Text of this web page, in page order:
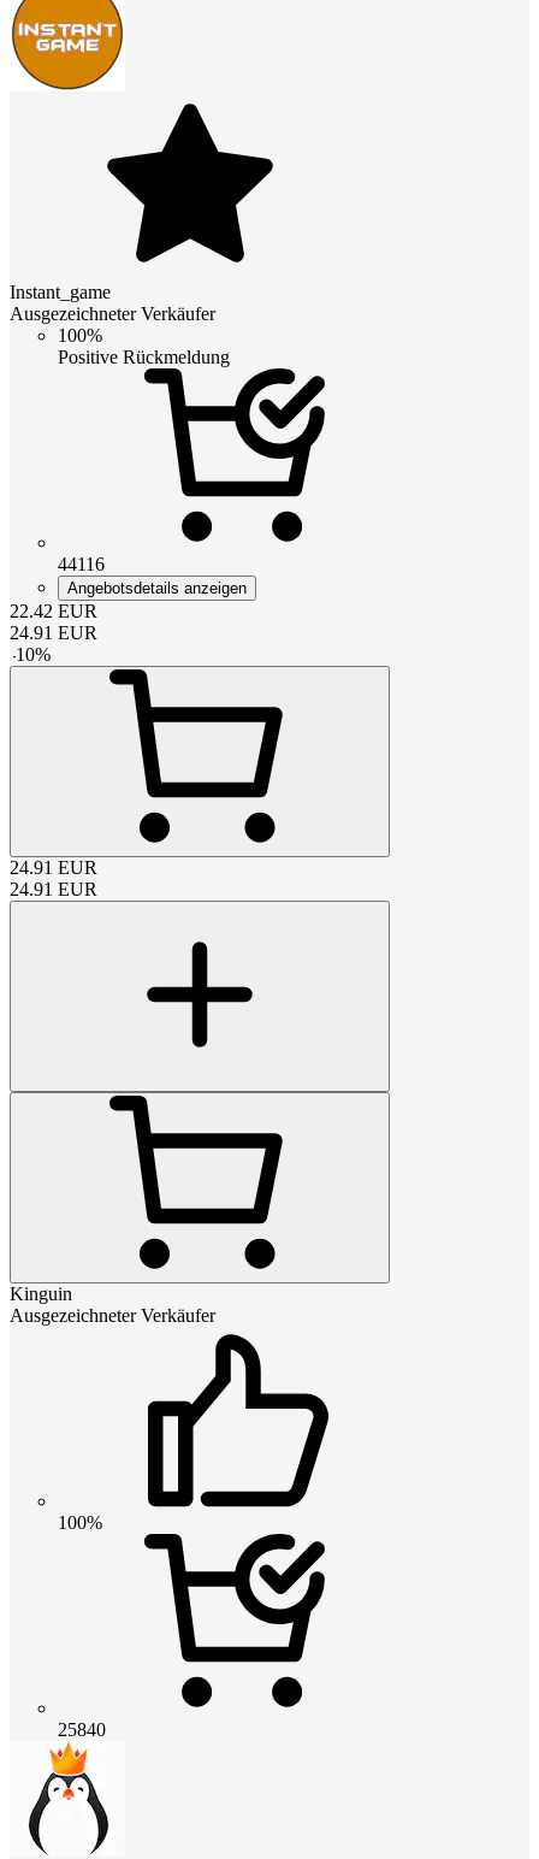
Instant_game
Ausgezeichneter Verkäufer
100%
Positive Rückmeldung
44116
Angebotsdetails anzeigen
22.42 EUR
24.91 EUR
-10%
24.91 EUR
24.91 EUR
Kinguin
Ausgezeichneter Verkäufer
100%
25840